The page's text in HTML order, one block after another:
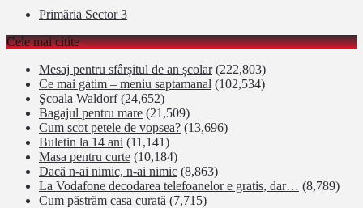
Primăria Sector 3
Cele mai citite
Mesaj pentru sfârșitul de an școlar (222,803)
Ce mai gatim – meniu saptamanal (102,534)
Şcoala Waldorf (24,652)
Bagajul pentru mare (21,509)
Cum scot petele de vopsea? (13,696)
Buletin la 14 ani (11,141)
Masa pentru curte (10,184)
Dacă n-ai nimic, n-ai nimic (8,863)
La Vodafone decodarea telefoanelor e gratis, dar… (8,789)
Cum păstrăm casa curată (7,715)